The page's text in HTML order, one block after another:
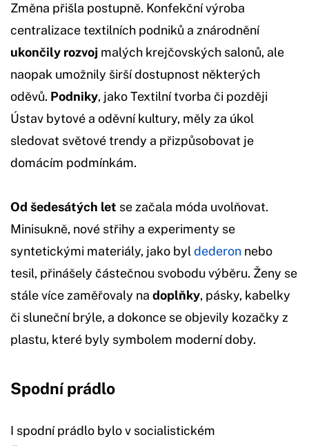
Změna přišla postupně. Konfekční výroba
centralizace textilních podniků a znárodnění
ukončily rozvoj malých krejčovských salonů, ale
naopak umožnily širší dostupnost některých
oděvů. Podniky, jako Textilní tvorba či později
Ústav bytové a oděvní kultury, měly za úkol
sledovat světové trendy a přizpůsobovat je
domácím podmínkám.
Od šedesátých let se začala móda uvolňovat.
Minisukně, nové střihy a experimenty se
syntetickými materiály, jako byl dederon nebo
tesil, přinášely částečnou svobodu výběru. Ženy se
stále více zaměřovaly na doplňky, pásky, kabelky
či sluneční brýle, a dokonce se objevily kozačky z
plastu, které byly symbolem moderní doby.
Spodní prádlo
I spodní prádlo bylo v socialistickém